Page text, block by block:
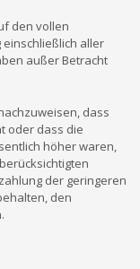
den vollen
aller
außer Betracht
dass
oder dass die
höher waren,
der geringeren
den